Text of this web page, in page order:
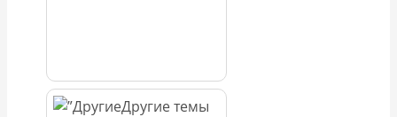
Другие темы